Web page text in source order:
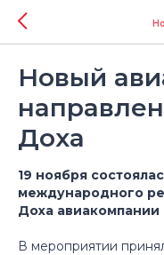
Новый
Доха
19 ноября
международного
Доха авиакомпании
В мероприятии